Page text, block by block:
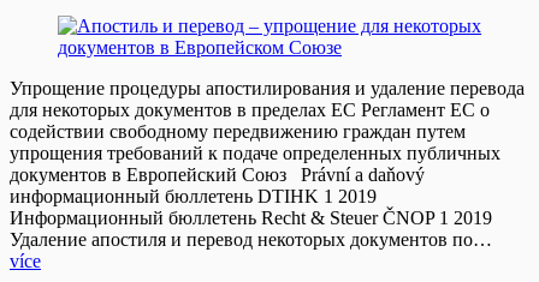
Упрощение процедуры апостилирования и удаление перевода
для некоторых документов в пределах ЕС Регламент ЕС о
содействии свободному передвижению граждан путем
упрощения требований к подаче определенных публичных
документов в Европейский Союз Právní a daňový
информационный бюллетень DTIHK 1 2019
Информационный бюллетень Recht & Steuer ČNOP 1 2019
Удаление апостиля и перевод некоторых документов по…
více